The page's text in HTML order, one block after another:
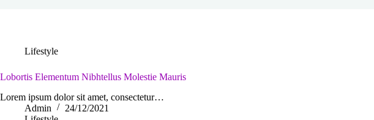
Lifestyle
Lobortis Elementum Nibhtellus Molestie Mauris
Lorem ipsum dolor sit amet, consectetur…
Admin
24/12/2021